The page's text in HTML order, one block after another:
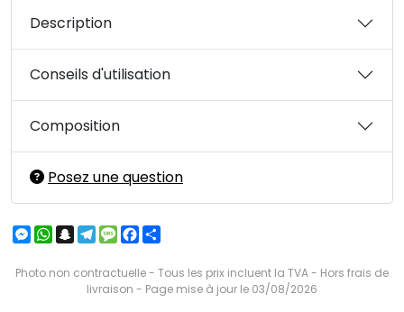
Description
Conseils d'utilisation
Composition
Posez une question
Messenger
WhatsApp
Snapchat
Telegram
MessageFacebook
Photo non contractuelle - Tous les prix incluent la TVA - Hors frais de
livraison - Page mise à jour le 03/08/2026